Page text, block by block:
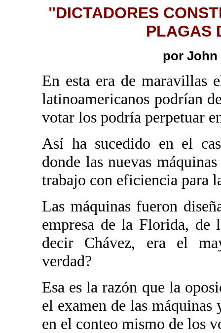
"DICTADORES
PLAGAS
por John
En esta era de maravillas
latinoamericanos podrían
votar los podría perpetuar
Así ha sucedido en el
donde las nuevas
trabajo con eficiencia para
Las máquinas fueron
empresa de la Florida, de
decir Chávez, era el
verdad?
Esa es la razón que la
el examen de las
en el conteo mismo de los